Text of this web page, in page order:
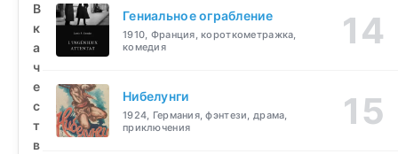
В
к
а
ч
е
с
т
в
Гениальное ограбление
1910, Франция, короткометражка,
комедия
Нибелунги
1924, Германия, фэнтези, драма,
приключения